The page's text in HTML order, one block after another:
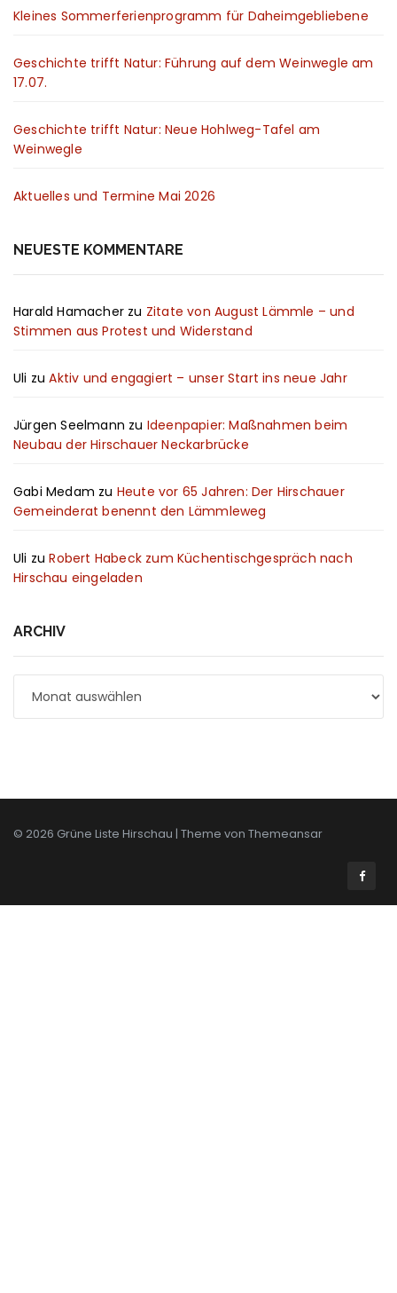
Kleines Sommerferienprogramm für Daheimgebliebene
Geschichte trifft Natur: Führung auf dem Weinwegle am
17.07.
Geschichte trifft Natur: Neue Hohlweg-Tafel am
Weinwegle
Aktuelles und Termine Mai 2026
NEUESTE KOMMENTARE
Harald Hamacher zu Zitate von August Lämmle – und
Stimmen aus Protest und Widerstand
Uli zuAktiv und engagiert – unser Start ins neue Jahr
Jürgen Seelmann zu Ideenpapier: Maßnahmen beim
Neubau der Hirschauer Neckarbrücke
Gabi Medam zu Heute vor 65 Jahren: Der Hirschauer
Gemeinderat benennt den Lämmleweg
Uli zuRobert Habeck zum Küchentischgespräch nach
Hirschau eingeladen
ARCHIV
© 2026 Grüne Liste Hirschau | Theme von Themeansar